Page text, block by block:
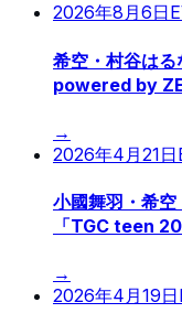
2026年8月6日
希空・村谷は
powered by
→
2026年4月21日
小國舞羽・希
「TGC teen
→
2026年4月19日